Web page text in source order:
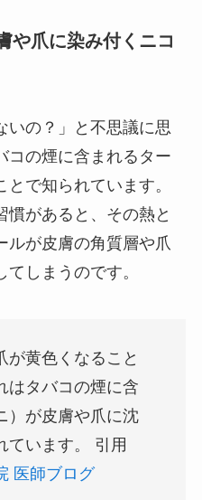
や爪に染み付くニコ
いの？」と不思議に思
コの煙に含まれるター
で知られています。
慣があると、その熱と
ルが皮膚の角質層や爪
しまうのです。
が黄色くなること
はタバコの煙に含
）が皮膚や爪に沈
ています。 引用
医師ブログ